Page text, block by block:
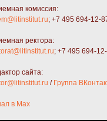
комиссия:
; +7 495 694-12-
ректора:
; +7 495 694-
сайта:
/ Группа
в Max